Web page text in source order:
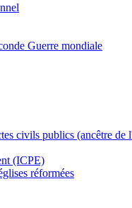
Guerre mondiale
civils publics (ancêtre de
(ICPE)
réformées